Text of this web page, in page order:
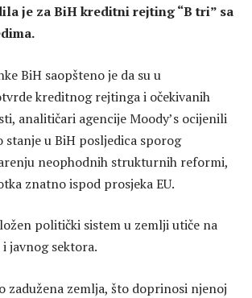
je za BiH kreditni rejting “B tri” sa
BiH saopšteno je da su u
kreditnog rejtinga i očekivanih
analitičari agencije Moody’s ocijenili
stanje u BiH posljedica sporog
neophodnih strukturnih reformi,
znatno ispod prosjeka EU.
politički sistem u zemlji utiče na
javnog sektora.
zadužena zemlja, što doprinosi njenoj